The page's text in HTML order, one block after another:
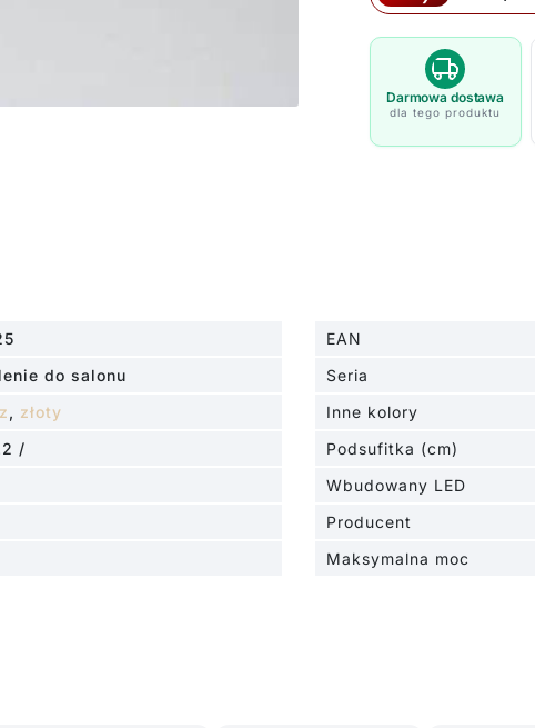
sufitowa
Alha
Dohar
kolorze
Darmowa dostawa
dla tego produktu
EAN
do salonu Seria
, złoty Inne kolory
/ Podsufitka (cm)
Wbudowany LED
Producent
Maksymalna moc